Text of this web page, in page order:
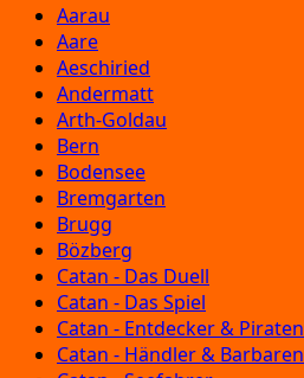
Aarau
Aare
Aeschiried
Andermatt
Arth-Goldau
Bern
Bodensee
Bremgarten
Brugg
Bözberg
Catan - Das Duell
Catan - Das Spiel
Catan - Entdecker & Piraten
Catan - Händler & Barbaren